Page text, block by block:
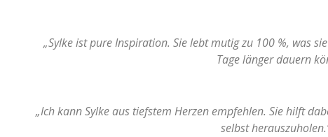
„Sylke ist pure Inspiration. Sie lebt mutig zu 100 %, was
Tage länger dauern
„Ich kann Sylke aus tiefstem Herzen empfehlen. Sie hilft
selbst